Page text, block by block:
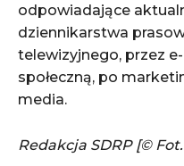
odpowiadające
dziennikarstwa
telewizyjnego, przez
społeczną, po
media.
Redakcja SDRP [©